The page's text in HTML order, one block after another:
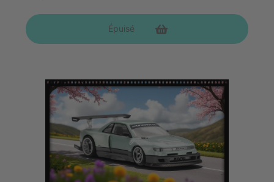
habituel
Épuisé